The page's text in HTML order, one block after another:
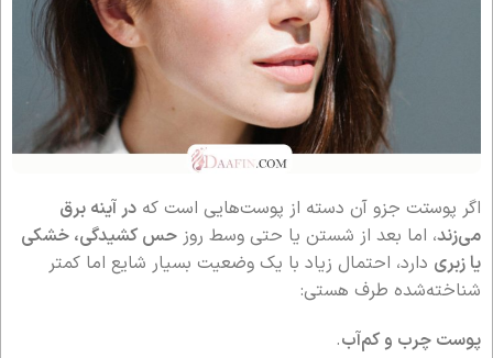
اگر پوستت جزو آن دسته از پوست‌هایی است که در آینه برق
می‌زند، اما بعد از شستن یا حتی وسط روز حس کشیدگی، خشکی
یا زبری دارد، احتمال زیاد با یک وضعیت بسیار شایع اما کمتر
شناخته‌شده طرف هستی:
پوست چرب و کم‌آب.